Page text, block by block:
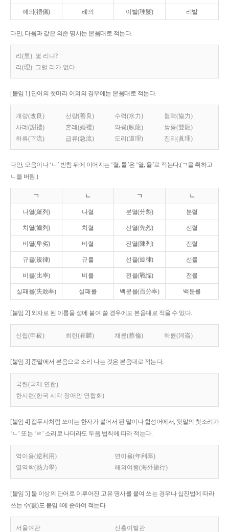
예의(禮儀) 례의 이발(理髮) 리발
다만, 다음과 같은 의존 명사는 본음대로 적는다.
리(里): 몇 리냐?
리(理): 그럴 리가 없다.
[붙임 1] 단어의 첫머리 이외의 경우에는 본음대로 적는다.
개량(改良) 선량(善良) 수력(水力)
협력(協力)
사례(謝禮)
혼례(婚禮) 와룡(臥龍)
쌍룡(雙龍)
하류(下流)
급류(急流) 도리(道理) 진리(眞理)
다만, 모음이나 ‘ㄴ’ 받침 뒤에 이어지는 ‘렬, 률’은 ‘열, 율’로 적는다.(ㄱ을 취하고
ㄴ을 버림.)
ㄱ ㄴ ㄱ ㄴ
나열(羅列) 나렬 분열(分裂) 분렬
치열(齒列) 치렬 선열(先烈) 선렬
비열(卑劣) 비렬 진열(陳列) 진렬
규율(規律) 규률 선율(旋律) 선률
비율(比率) 비률 전율(戰慄) 전률
실패율(失敗率) 실패률 백분율(百分率) 백분률
[붙임 2] 외자로 된 이름을 성에 붙여 쓸 경우에도 본음대로 적을 수 있다.
신립(申砬) 최린(崔麟) 채륜(蔡倫) 하륜(河崙)
[붙임 3] 준말에서 본음으로 소리 나는 것은 본음대로 적는다.
국련(국제 연합)
한시련(한국 시각 장애인 연합회)
[붙임 4] 접두사처럼 쓰이는 한자가 붙어서 된 말이나 합성어에서, 뒷말의 첫소리가
‘ㄴ’ 또는 ‘ㄹ’ 소리로 나더라도 두음 법칙에 따라 적는다.
역이용(逆利用)
연이율(年利率)
열역학(熱力學)
해외여행(海外旅行)
[붙임 5] 둘 이상의 단어로 이루어진 고유 명사를 붙여 쓰는 경우나 십진법에 따라
쓰는 수(數)도 붙임 4에 준하여 적는다.
서울여관 신흥이발관